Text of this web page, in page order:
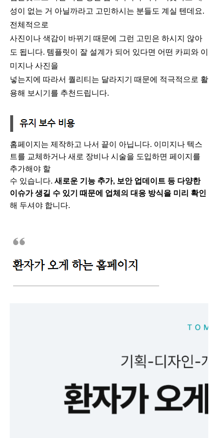
성이 없는 거 아닐까라고 고민하시는 분들도 계실 텐데요.
전체적으로
사진이나 색감이 바뀌기 때문에 그런 고민은 하시지 않아
도 됩니다. 템플릿이 잘 설계가 되어 있다면 어떤 카피와 이
미지나 사진을
넣는지에 따라서 퀄리티는 달라지기 때문에 적극적으로 활
용해 보시기를 추천드립니다.
홈페이지는 제작하고 나서 끝이 아닙니다. 이미지나 텍스
트를 교체하거나 새로 장비나 시술을 도입하면 페이지를
추가해야 할
수 있습니다. 새로운 기능 추가, 보안 업데이트 등 다양한
이슈가 생길 수 있기 때문에 업체의 대응 방식을 미리 확인
해 두셔야 합니다.